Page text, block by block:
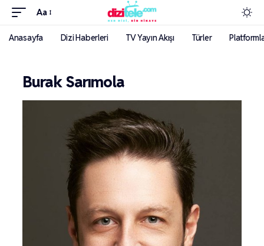
Aa
Anasayfa Dizi Haberleri TV Yayın Akışı Türler
Burak Sarımola